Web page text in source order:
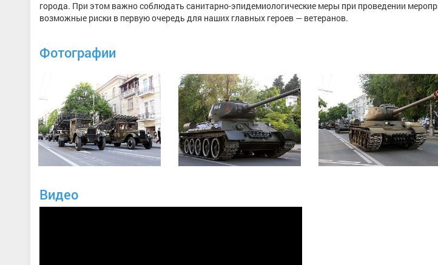
города. При этом важно соблюдать санитарно-эпидемиологические меры при проведении
возможные риски в первую очередь для наших главных героев — ветеранов.
Фотографии
Видео